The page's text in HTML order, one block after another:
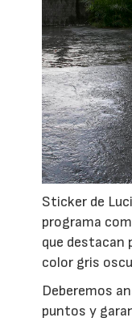
Sticker de
programa
que destacan
color gris
Deberemos
puntos y